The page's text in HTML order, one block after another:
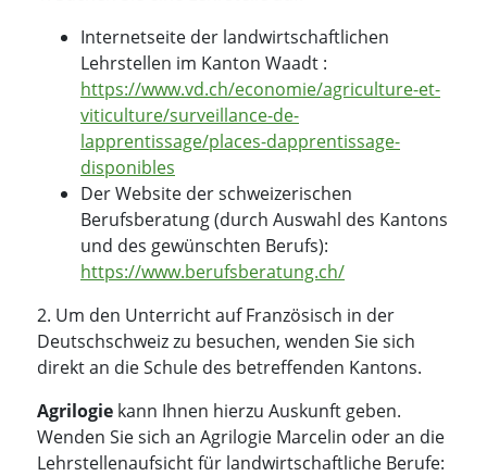
Internetseite der landwirtschaftlichen
Lehrstellen im Kanton Waadt :
https://www.vd.ch/economie/agriculture-et-
viticulture/surveillance-de-
lapprentissage/places-dapprentissage-
disponibles
Der Website der schweizerischen
Berufsberatung (durch Auswahl des Kantons
und des gewünschten Berufs):
https://www.berufsberatung.ch/
2. Um den Unterricht auf Französisch in der
Deutschschweiz zu besuchen, wenden Sie sich
direkt an die Schule des betreffenden Kantons.
Agrilogie kann Ihnen hierzu Auskunft geben.
Wenden Sie sich an Agrilogie Marcelin oder an die
Lehrstellenaufsicht für landwirtschaftliche Berufe: